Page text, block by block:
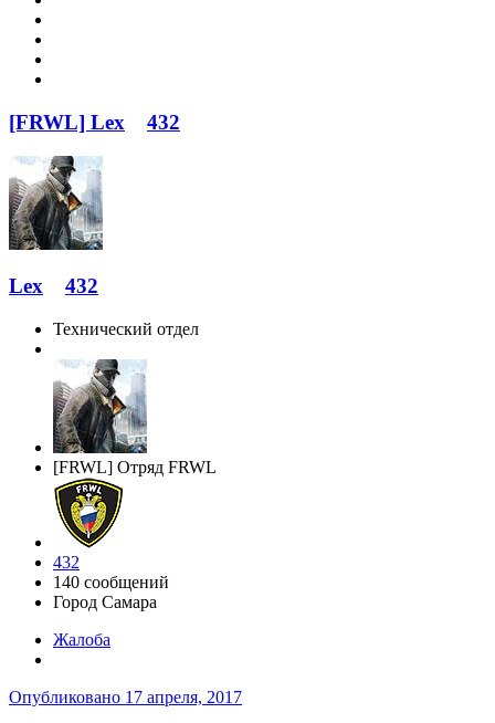
[FRWL] Lex 432
Lex 432
Технический отдел
[FRWL] Отряд FRWL
432
140 сообщений
Город Самара
Жалоба
Опубликовано 17 апреля, 2017